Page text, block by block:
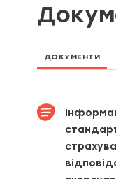
ДОКУМЕНТИ